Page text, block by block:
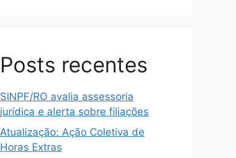
Posts recentes
SINPF/RO avalia assessoria
jurídica e alerta sobre filiações
Atualização: Ação Coletiva de
Horas Extras